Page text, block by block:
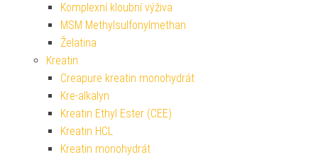
Komplexní kloubní výživa
MSM Methylsulfonylmethan
Želatina
Kreatin
Creapure kreatin monohydrát
Kre-alkalyn
Kreatin Ethyl Ester (CEE)
Kreatin HCL
Kreatin monohydrát